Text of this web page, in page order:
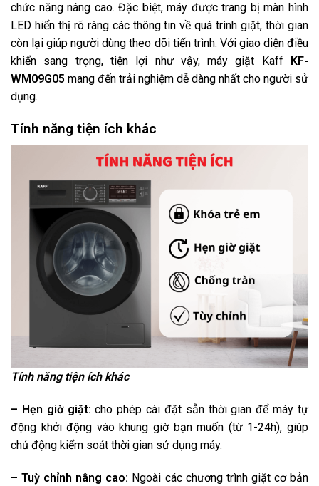
chức năng nâng cao. Đặc biệt, máy được trang bị màn hình
LED hiển thị rõ ràng các thông tin về quá trình giặt, thời gian
còn lại giúp người dùng theo dõi tiến trình. Với giao diện điều
khiển sang trọng, tiện lợi như vậy, máy giặt Kaff KF-
WM09G05 mang đến trải nghiệm dễ dàng nhất cho người sử
dụng.
Tính năng tiện ích khác
Tính năng tiện ích khác
– Hẹn giờ giặt: cho phép cài đặt sẵn thời gian để máy tự
động khởi động vào khung giờ bạn muốn (từ 1-24h), giúp
chủ động kiểm soát thời gian sử dụng máy.
– Tuỳ chỉnh nâng cao: Ngoài các chương trình giặt cơ bản